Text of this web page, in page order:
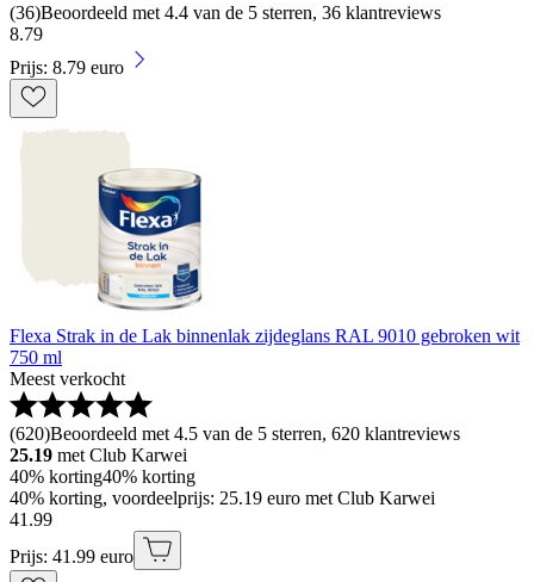
(36)Beoordeeld met 4.4 van de 5 sterren, 36 klantreviews
8.79
Prijs: 8.79 euro
Flexa Strak in de Lak binnenlak zijdeglans RAL 9010 gebroken wit
750 ml
Meest verkocht
(620)Beoordeeld met 4.5 van de 5 sterren, 620 klantreviews
25.19 met Club Karwei
40% korting40% korting
40% korting, voordeelprijs: 25.19 euro met Club Karwei
41 .99
Prijs: 41.99 euro